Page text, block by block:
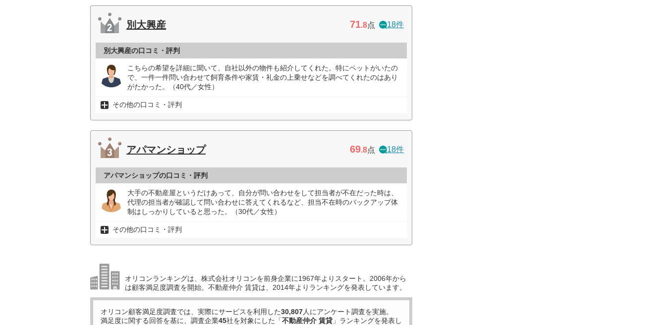
別大興産 71.8点 18件
別大興産の口コミ・評判
こちらの希望を詳細に聞いて、自社以外の物件も紹介してくれた。特にペットがいたの
で、一件一件問い合わせて飼育条件や家賃・礼金の上乗せなどを調べてくれたのはあり
がたかった。（40代／女性）
その他の口コミ・評判
アパマンショップ 69.8点 18件
アパマンショップの口コミ・評判
大手の不動産屋というだけあって、自分が問い合わせをして担当者が不在だった時は、
代理の担当者が確認して問い合わせに答えてくれるなど、担当不在時のバックアップ体
制はしっかりしていると思った。（30代／女性）
その他の口コミ・評判
オリコンランキングは、株式会社オリコンを前身企業に1967年よりスタート。2006年から
は顧客満足度調査を開始。不動産仲介 賃貸は、2014年よりランキングを発表しています。
オリコン顧客満足度調査では、実際にサービスを利用した30,807人にアンケート調査を実施。
満足度に関する回答を基に、調査企業45社を対象にした「不動産仲介 賃貸 」ランキングを発表し